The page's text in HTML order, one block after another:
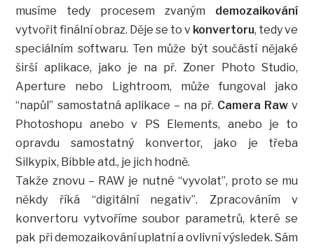
musíme tedy procesem zvaným demozaikování
vytvořit finální obraz. Děje se to v konvertoru, tedy ve
speciálním softwaru. Ten může být součástí nějaké
širší aplikace, jako je na př. Zoner Photo Studio,
Aperture nebo Lightroom, může fungoval jako
“napůl” samostatná aplikace – na př. Camera Raw v
Photoshopu anebo v PS Elements, anebo je to
opravdu samostatný konvertor, jako je třeba
Silkypix, Bibble atd., je jich hodně.
Takže znovu – RAW je nutné “vyvolat”, proto se mu
někdy říká “digitální negativ”. Zpracováním v
konvertoru vytvoříme soubor parametrů, které se
pak při demozaikování uplatní a ovlivní výsledek. Sám